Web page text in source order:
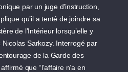
par un juge d’instruction,
qu’il a tenté de joindre sa
de l’Intérieur lorsqu’elle y
Nicolas Sarkozy. Interrogé par
de la Garde des
que “l’affaire n’a en